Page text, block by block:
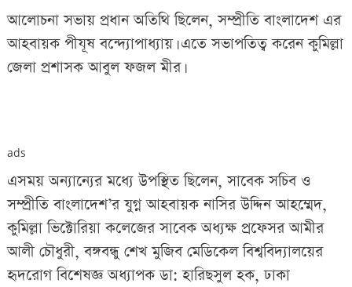
আলোচনা সভায় প্রধান অতিথি ছিলেন, সম্প্রীতি বাংলাদেশ এর
আহবায়ক পীযূষ বন্দ্যোপাধ্যায়। এতে সভাপতিত্ব করেন কুমিল্লা
জেলা প্রশাসক আবুল ফজল মীর।
ads
এসময় অন্যান্যের মধ্যে উপস্থিত ছিলেন, সাবেক সচিব ও
সম্প্রীতি বাংলাদেশ’র যুগ্ন আহবায়ক নাসির উদ্দিন আহম্মেদ,
কুমিল্লা ভিক্টোরিয়া কলেজের সাবেক অধ্যক্ষ প্রফেসর আমীর
আলী চৌধুরী, বঙ্গবন্ধু শেখ মুজিব মেডিকেল বিশ্ববিদ্যালয়ের
হৃদরোগ বিশেষজ্ঞ অধ্যাপক ডা: হারিছসুল হক, ঢাকা